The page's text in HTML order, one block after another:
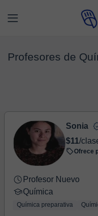
Profesores de
Sonia
$11/
Ofrece
Profesor Nuevo
Química
Química preparativa